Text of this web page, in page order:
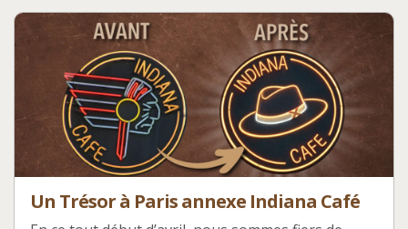
Un Trésor à Paris annexe Indiana Café